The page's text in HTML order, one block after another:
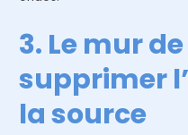
3. Le mur
supprimer
la source